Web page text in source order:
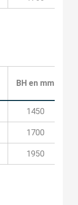
BH en mm
1450
1700
1950